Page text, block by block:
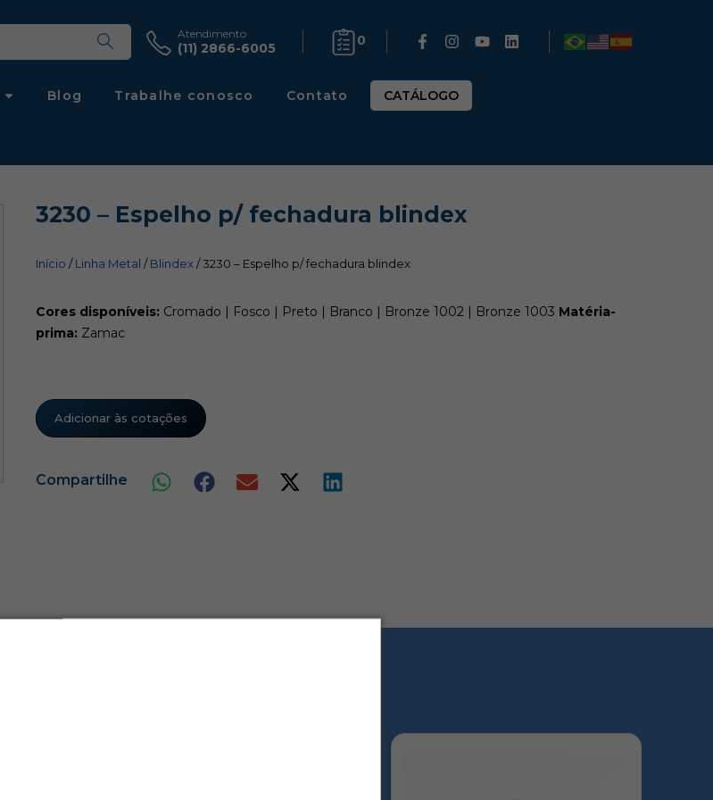
Atendimento
(11) 2866-6005 0
Blog Trabalhe conosco Contato CATÁLOGO
3230 – Espelho p/ fechadura blindex
Início /Linha Metal /Blindex / 3230 – Espelho p/ fechadura blindex
Cores disponíveis: Cromado | Fosco | Preto | Branco | Bronze 1002 | Bronze 1003 Matéria-
prima: Zamac
Adicionar às cotações
Compartilhe